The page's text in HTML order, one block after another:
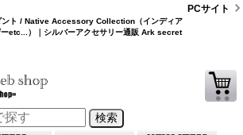
ント / Native Accessory Collection（インディア
ーetc...）｜シルバーアクセサリー通販 Ark secret
PCサイト